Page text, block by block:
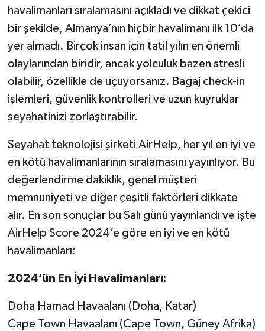
havalimanları sıralamasını açıkladı ve dikkat çekici
bir şekilde, Almanya’nın hiçbir havalimanı ilk 10’da
yer almadı. Birçok insan için tatil yılın en önemli
olaylarından biridir, ancak yolculuk bazen stresli
olabilir, özellikle de uçuyorsanız. Bagaj check-in
işlemleri, güvenlik kontrolleri ve uzun kuyruklar
seyahatinizi zorlaştırabilir.
Seyahat teknolojisi şirketi AirHelp, her yıl en iyi ve
en kötü havalimanlarının sıralamasını yayınlıyor. Bu
değerlendirme dakiklik, genel müşteri
memnuniyeti ve diğer çeşitli faktörleri dikkate
alır. En son sonuçlar bu Salı günü yayınlandı ve işte
AirHelp Score 2024’e göre en iyi ve en kötü
havalimanları:
2024’ün En İyi Havalimanları:
Doha Hamad Havaalanı (Doha, Katar)
Cape Town Havaalanı (Cape Town, Güney Afrika)